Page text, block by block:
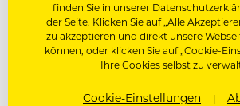
finden Sie in unserer
der Seite. Klicken Sie auf „Alle
zu akzeptieren und direkt unsere
können, oder klicken Sie auf „Cookie-
Ihre Cookies selbst zu
Cookie-Einstellungen